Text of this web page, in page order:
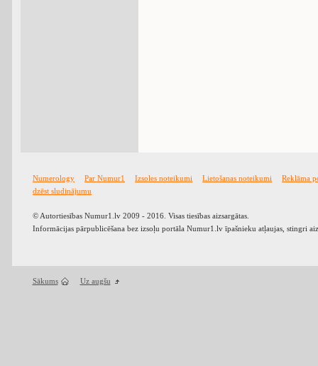
Numerology Par Numur1 Izsoles noteikumi Lietošanas noteikumi
Reklāma
dzēst sludinājumu
© Autortiesības Numur1.lv 2009 - 2016. Visas tiesības aizsargātas.
Informācijas pārpublicēšana bez izsoļu portāla Numur1.lv īpašnieku atļaujas, stingri
Sākums Uz augšu